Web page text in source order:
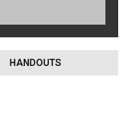
HANDOUTS